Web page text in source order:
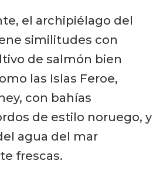
el archipiélago del
similitudes con
de salmón bien
las Islas Feroe,
con bahías
de estilo noruego, y
agua del mar
frescas.